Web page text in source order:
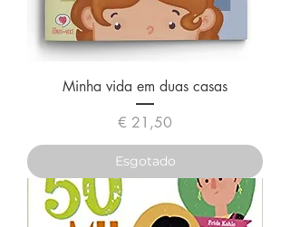
Minha vida em duas casas
Preço
€ 21,50
Esgotado